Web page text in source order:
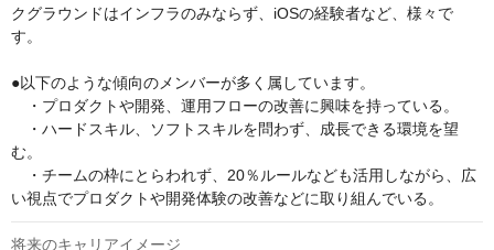
クグラウンドはインフラのみならず、iOSの経験者など、様々で
す。
●以下のような傾向のメンバーが多く属しています。
・プロダクトや開発、運用フローの改善に興味を持っている。
・ハードスキル、ソフトスキルを問わず、成長できる環境を望
む。
・チームの枠にとらわれず、20％ルールなども活用しながら、広
い視点でプロダクトや開発体験の改善などに取り組んでいる。
将来のキャリアイメージ